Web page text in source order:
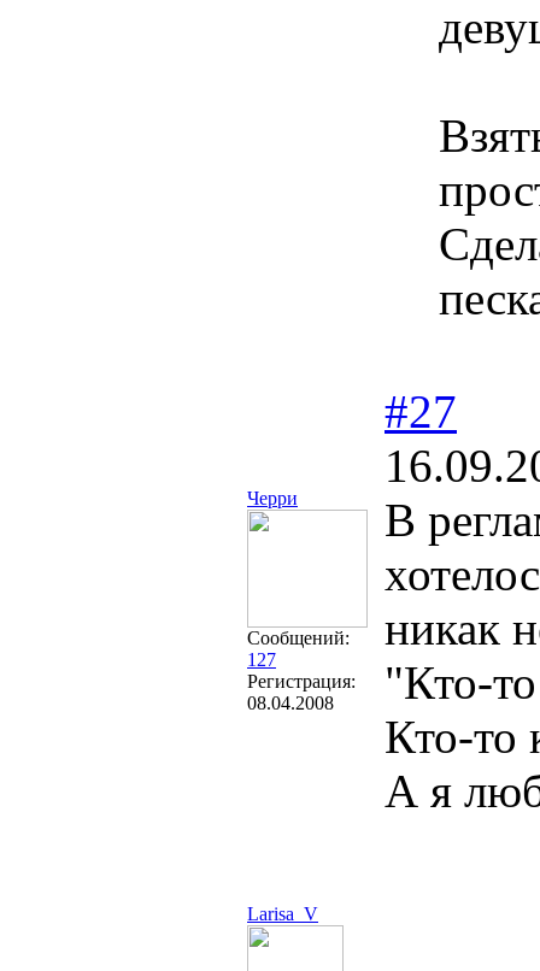
Черри
Сообщений:
127
Регистрация:
08.04.2008
#27
В
никак
"Кто-
Кто-то
А я
Larisa_V